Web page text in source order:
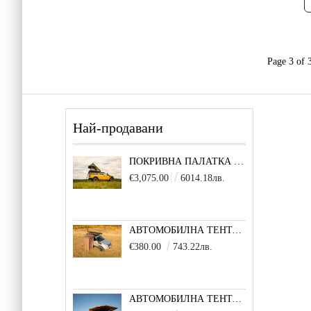
Page 3 of
Най-продавани
ПОКРИВНА ПАЛАТКА EXPLORE ONE
€3,075.00
6014.18лв.
АВТОМОБИЛНА ТЕНТА QUICK COVER SHOWER
€380.00
743.22лв.
АВТОМОБИЛНА ТЕНТА INFINITY 270